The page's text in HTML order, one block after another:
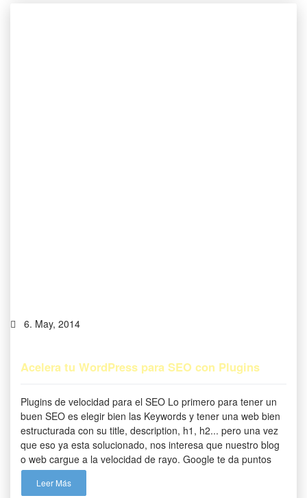
6. May, 2014
Acelera tu WordPress para SEO con Plugins
Plugins de velocidad para el SEO Lo primero para tener un
buen SEO es elegir bien las Keywords y tener una web bien
estructurada con su title, description, h1, h2... pero una vez
que eso ya esta solucionado, nos interesa que nuestro blog
o web cargue a la velocidad de rayo. Google te da puntos
Leer Más